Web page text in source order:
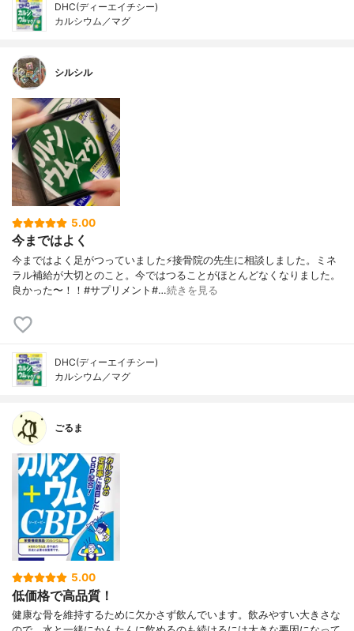
DHC(ディーエイチシー)
カルシウム／マグ
シルシル
5.00
今まではよく
今まではよく足がつっていました⚡️接骨院の先生に相談しました。ミネ
ラル補給が大切とのこと。今ではつることがほとんどなくなりました。
良かった〜！！#サプリメント#…続きを見る
DHC(ディーエイチシー)
カルシウム／マグ
ごるま
5.00
低価格で高品質！
健康な骨を維持するために欠かさず飲んでいます。飲みやすい大きさな